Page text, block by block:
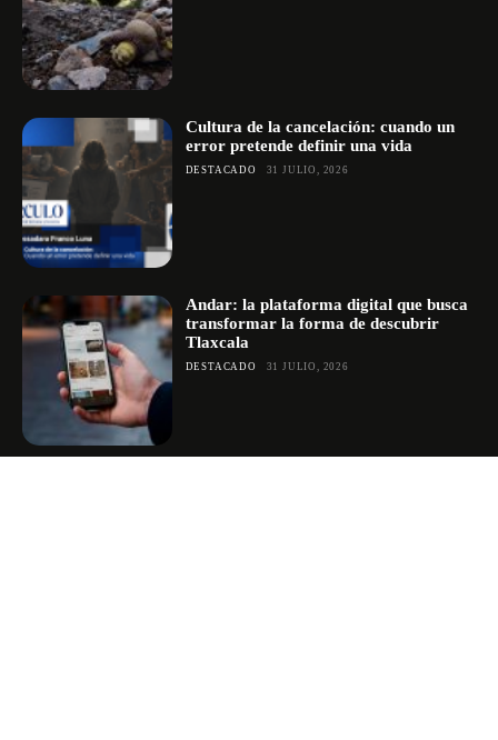
Cultura de la cancelación: cuando un
error pretende definir una vida
DESTACADO 31 JULIO, 2026
Andar: la plataforma digital que busca
transformar la forma de descubrir
Tlaxcala
DESTACADO 31 JULIO, 2026